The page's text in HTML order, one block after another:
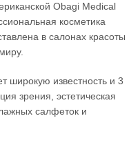
Obagi Medical
косметика
в салонах красоты
широкую известность и 3
зрения, эстетическая
салфеток и